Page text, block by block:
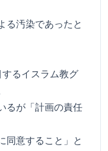
る汚染であったと
るイスラム教グ
るが「計画の責任
同意すること」と